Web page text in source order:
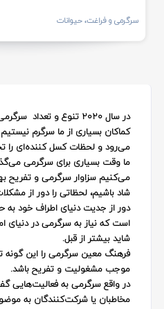
سرگرمی و فراغت، حیوانات
در سال 2020 تنوع و
کماکان بسیاری از ما سرگرم
می‌رود و لحظات کسل کننده‌ای را
ما وقت بسیاری برای سرگرمی
می‌کنیم سزاوار سرگرمی و تفریح
شاد باشیم، لحظاتی را دور از
دور از جدیت دنیای اطراف خود به
است که نیاز به سرگرمی در
شاید بیشتر از قبل.
فرهنگ معین سرگرمی را این
موجب مشغولیت و تفریح باشد.
در واقع سرگرمی به فعالیت‌هایی
مخاطبان یا شرکت‌کنندگان به